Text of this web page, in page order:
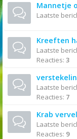
Mannetje
Laatste
Kreeften
Laatste
Reacties: 3
Laatste
Reacties: 7
Krab
Laatste
Reacties: 9